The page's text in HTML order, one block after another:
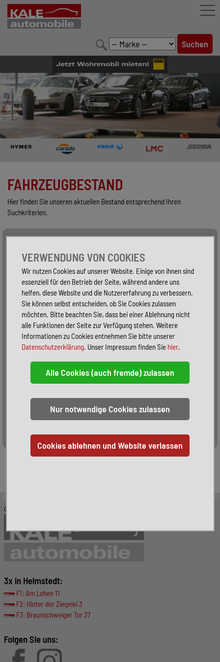
FAHRZEUGBESTAND
LEISTUNGEN
KONFIGURATOR
UNTERNEHMEN
FAHRZEUGBESTAND
Hier finden Sie unseren aktuellen Bestand entsprechend Ihren
Suchkriterien.
Alle Fahrzeuge
Sortieren:
© KALE-Automobile GmbH
3x in Helmstedt:
F1: Am Lohen 11
F2: Hinter der Ziegelei 3
F3: Braunschweiger Tor 37
Folgen Sie uns:
VERWENDUNG VON COOKIES
Wir nutzen Cookies auf unserer Website. Einige von ihnen sind
essenziell für den Betrieb der Seite, während andere uns
helfen, diese Website und die Nutzererfahrung zu verbessern.
Sie können selbst entscheiden, ob Sie Cookies zulassen
möchten. Bitte beachten Sie, dass bei einer Ablehnung nicht
alle Funktionen der Seite zur Verfügung stehen. Weitere
Informationen zu Cookies entnehmen Sie bitte unserer
Datenschutzerklärung. Unser Impressum finden Sie hier.